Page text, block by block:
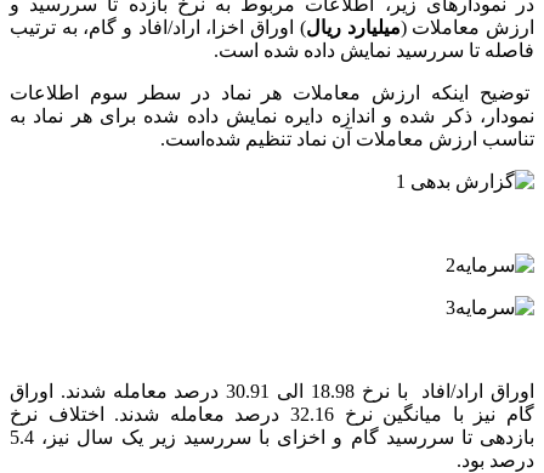
در نمودارهای زیر، اطلاعات مربوط به نرخ بازده تا سررسید و
ارزش معاملات (میلیارد ریال) اوراق اخزا، اراد/افاد و گام، به ترتیب
فاصله تا سررسید نمایش داده شده است.
توضیح اینکه ارزش معاملات هر نماد در سطر سوم اطلاعات
نمودار، ذکر شده و اندازه دایره نمایش داده شده برای هر نماد به
تناسب ارزش معاملات آن نماد تنظیم شده‌است.
اوراق اراد/افاد با نرخ 18.98 الی 30.91 درصد معامله شدند. اوراق
گام نیز با میانگین نرخ 32.16 درصد معامله شدند. اختلاف نرخ
بازدهی تا سررسید گام و اخزای با سررسید زیر یک سال نیز، 5.4
درصد بود.